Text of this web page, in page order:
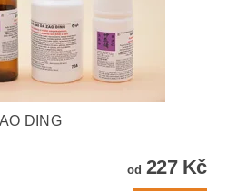
DING
od 227 Kč